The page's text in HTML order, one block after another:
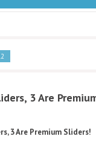
3 Are
3 Are Premium Sliders!